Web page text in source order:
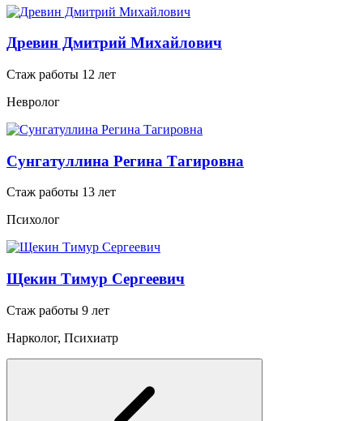
Древин Дмитрий Михайлович
Стаж работы 12 лет
Невролог
Сунгатуллина Регина Тагировна
Стаж работы 13 лет
Психолог
Щекин Тимур Сергеевич
Стаж работы 9 лет
Нарколог, Психиатр